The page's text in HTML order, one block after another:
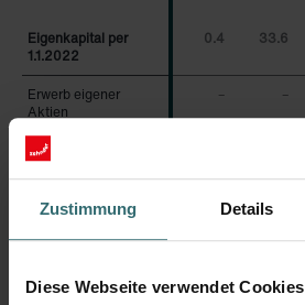
Zustimmung Details
Diese Webseite verwendet Cookies
Eigenkapital per
1.1.2022
0.4 33.6
Erwerb eigener
Aktien
– –
Verkauf eigener
Aktien
Aktienbasierte
Eigenkapital per
1.1.2022
Erwerb eigener
Aktien
Verkauf eigener
Aktien
Aktienbasierte